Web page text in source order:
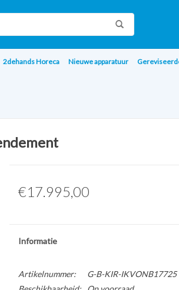
2dehands Horeca Nieuwe apparatuur
€17.995,00
Informatie
Artikelnummer:
G-B-KIR-IKVONB17725